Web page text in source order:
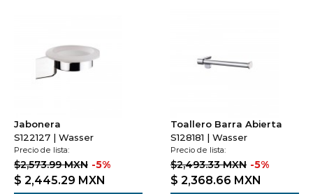
Jabonera
S122127 | Wasser
Precio de lista:
$2,573.99 MXN -5%
$ 2,445.29 MXN
Toallero Barra Abierta
S128181 | Wasser
Precio de lista:
$2,493.33 MXN -5%
$ 2,368.66 MXN